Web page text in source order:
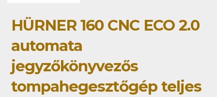
HÜRNER 160 CNC ECO 2.0
automata
jegyzőkönyvezős
tompahegesztőgép teljes